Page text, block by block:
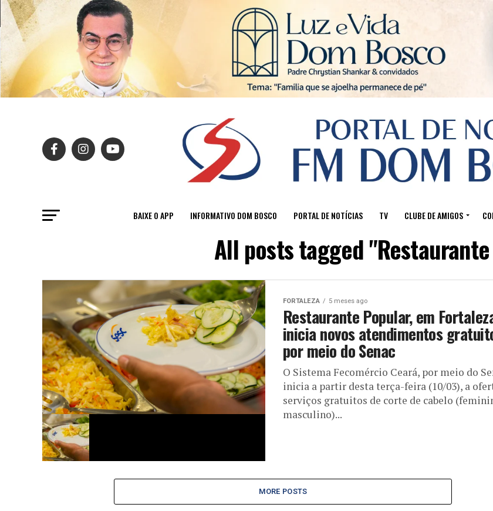
BAIXE O APP INFORMATIVO DOM BOSCO PORTAL DE NOTÍCIAS TV CLUBE DE AMIGOS
All posts tagged
FORTALEZA 5 meses ago
Restaurante Popular, em
inicia novos atendimentos
por meio do Senac
O Sistema Fecomércio Ceará, por meio do
inicia a partir desta terça-feira (10/03), a
serviços gratuitos de corte de cabelo
masculino)...
MORE POSTS
Sair da versão mobile